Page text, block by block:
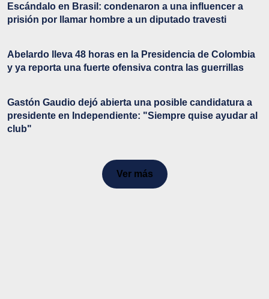
Escándalo en Brasil: condenaron a una influencer a
prisión por llamar hombre a un diputado travesti
Abelardo lleva 48 horas en la Presidencia de Colombia
y ya reporta una fuerte ofensiva contra las guerrillas
Gastón Gaudio dejó abierta una posible candidatura a
presidente en Independiente: "Siempre quise ayudar al
club"
Ver más